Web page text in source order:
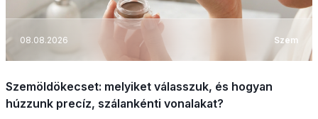
08.08.2026 Szem
Szemöldökecset: melyiket válasszuk, és hogyan
húzzunk precíz, szálankénti vonalakat?